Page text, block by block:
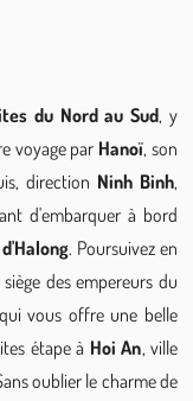
du Nord au Sud, y
voyage par Hanoï, son
direction Ninh Binh,
d'embarquer à bord
. Poursuivez en
des empereurs du
qui vous offre une belle
étape à Hoi An, ville
oublier le charme de